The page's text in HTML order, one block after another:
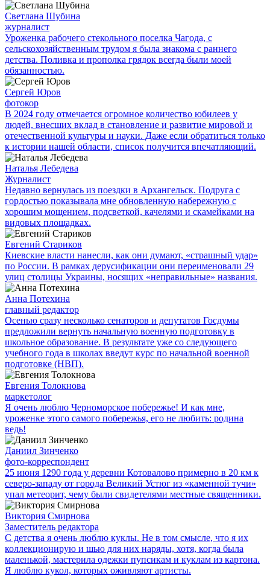
Светлана Шубина
журналист
Уроженка рабочего стекольного поселка Чагода, с
сельскохозяйственным трудом я была знакома с раннего
детства. Поливка и прополка грядок всегда были моей
обязанностью.
Сергей Юров
фотокор
В 2024 году отмечается огромное количество юбилеев у
людей, внесших вклад в становление и развитие мировой и
отечественной культуры и науки. Даже если обратиться только
к истории нашей области, список получится впечатляющий.
Наталья Лебедева
Журналист
Недавно вернулась из поездки в Архангельск. Подруга с
гордостью показывала мне обновленную набережную с
хорошим мощением, подсветкой, качелями и скамейками на
видовых площадках.
Евгений Стариков
Киевские власти нанесли, как они думают, «страшный удар»
по России. В рамках дерусификации они переименовали 29
улиц столицы Украины, носящих «неправильные» названия.
Анна Потехина
главный редактор
Осенью сразу несколько сенаторов и депутатов Госдумы
предложили вернуть начальную военную подготовку в
школьное образование. В результате уже со следующего
учебного года в школах введут курс по начальной военной
подготовке (НВП).
Евгения Толокнова
маркетолог
Я очень люблю Черноморское побережье! И как мне,
уроженке этого самого побережья, его не любить: родина
ведь!
Даниил Зинченко
фото-корреспондент
25 июня 1290 года у деревни Котовалово примерно в 20 км к
северо-западу от города Великий Устюг из «каменной тучи»
упал метеорит, чему были свидетелями местные священники.
Виктория Смирнова
Заместитель редактора
С детства я очень люблю куклы. Не в том смысле, что я их
коллекционирую и шью для них наряды, хотя, когда была
маленькой, мастерила одежки пупсикам и куклам из картона.
Я люблю кукол, которых оживляют артисты.